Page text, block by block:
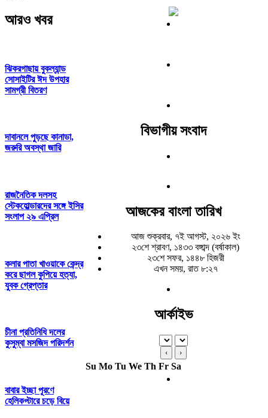
আরও খবর
ঝিকরগাছায় বুকল্যান্ড
সোসাইটির ঈদ উপহার
সামগ্রী বিতরণ
দাবানলে পুড়ছে কানাডা,
জরুরি অবস্থা জারি
রাজনৈতিক দলসহ
স্টেকহোল্ডারদের সঙ্গে ইসির
সংলাপ ২৯ এপ্রিল
কলার পাতা খাওয়াকে কেন্দ্র
করে ছাগল কুপিয়ে হত্যা,
যুবক গ্রেপ্তার
চীনা প্রতিনিধি দলের
কুসুম্বা মসজিদ পরিদর্শন
বাবার ইচ্ছা পূরণে
হেলিকপ্টারে চড়ে বিয়ে
বিভাগীয় সংবাদ
আজকের বাংলা তারিখ
আজ শুক্রবার, ৭ই আগস্ট, ২০২৬ ইং
২৩শে শ্রাবণ, ১৪৩৩ বঙ্গাব্দ (বর্ষাকাল)
২৩শে সফর, ১৪৪৮ হিজরী
এখন সময়, রাত ৮:২৭
আর্কাইভ
‹ ›
Su Mo Tu We Th Fr Sa